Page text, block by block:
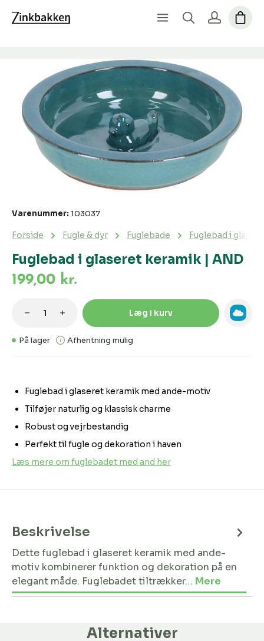
Spring over billedgalleri
Fuglebad i glaseret keramik | AND
Forside Fugle & dyr Fuglebade Fuglebad i
Varenummer: 103037
Fuglebad i glaseret keramik med ande-motiv
Tilføjer naturlig og klassisk charme
Robust og vejrbestandig
Perfekt til fugle og dekoration i haven
Læs mere om fuglebadet med and her
199,00 kr.
På lager Afhentning mulig
Produktmængde: Indtast den
Læg i kurv
Beskrivelse
Dette fuglebad i glaseret keramik med ande-
motiv kombinerer funktion og dekoration på en
elegant måde. Fuglebadet tiltrækker… Mere
Alternativer